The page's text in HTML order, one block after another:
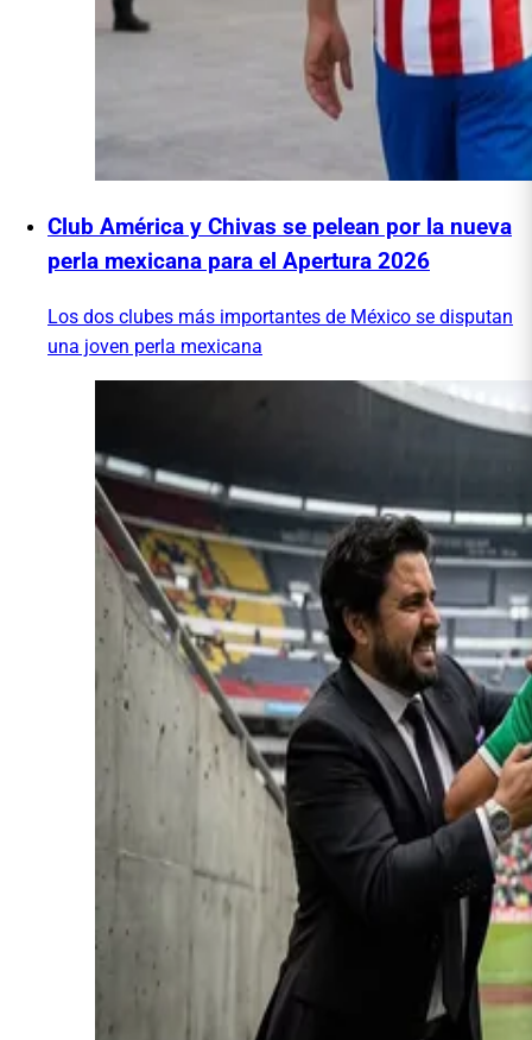
Club América y Chivas se pelean por la nueva
perla mexicana para el Apertura 2026
Los dos clubes más importantes de México se disputan
una joven perla mexicana